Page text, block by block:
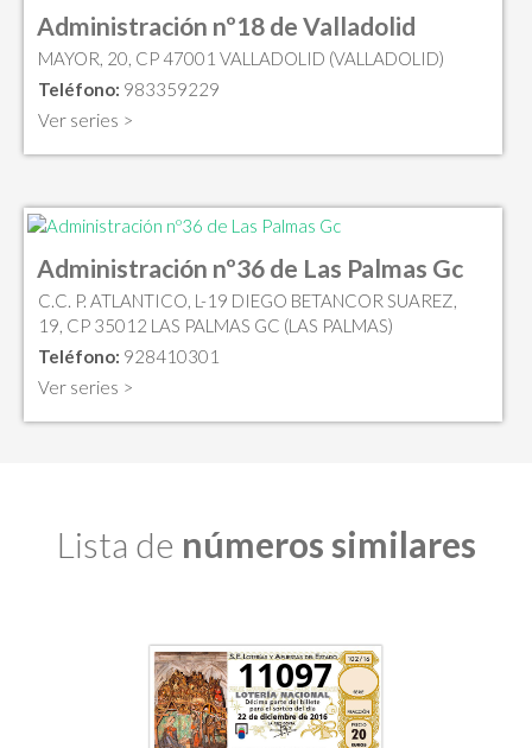
Administración nº18 de Valladolid
MAYOR, 20, CP 47001 VALLADOLID (VALLADOLID)
Teléfono: 983359229
Ver series >
Administración nº36 de Las Palmas Gc
C.C. P. ATLANTICO, L-19 DIEGO BETANCOR SUAREZ,
19, CP 35012 LAS PALMAS GC (LAS PALMAS)
Teléfono: 928410301
Ver series >
Lista de números similares
11097